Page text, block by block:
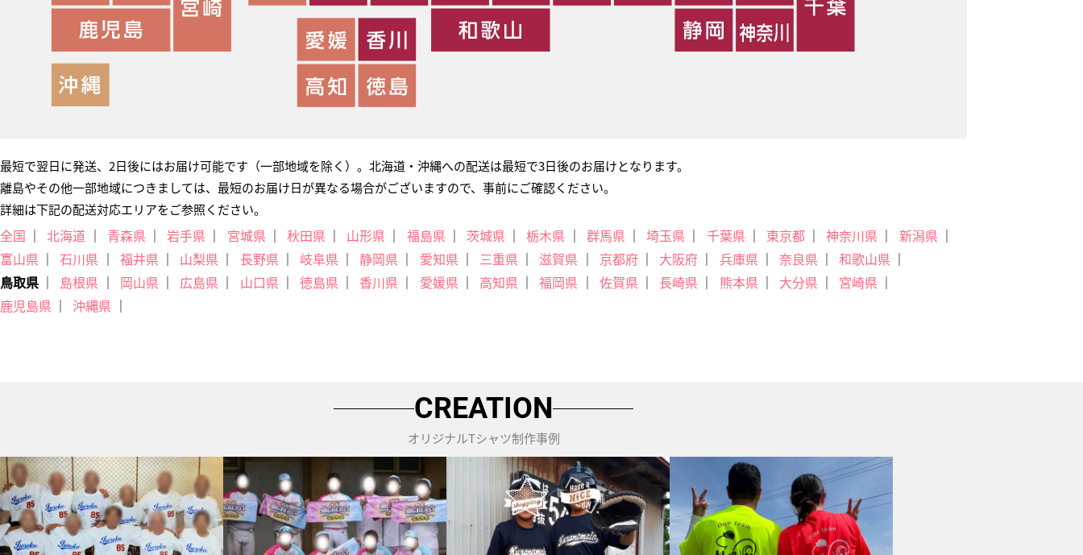
最短で翌日に発送、2日後にはお届け可能です（一部地域を除く）。北海道・沖縄への配送は最短で3日後のお届けとなります。
離島やその他一部地域につきましては、最短のお届け日が異なる場合がございますので、事前にご確認ください。
詳細は下記の配送対応エリアをご参照ください。
全国 北海道 青森県 岩手県 宮城県 秋田県 山形県 福島県 茨城県 栃木県 群馬県 埼玉県 千葉県 東京都 神奈川県
新潟県
富山県
石川県 福井県 山梨県 長野県 岐阜県 静岡県 愛知県 三重県 滋賀県 京都府 大阪府 兵庫県 奈良県
和歌山県
鳥取県
島根県 岡山県 広島県 山口県 徳島県 香川県 愛媛県 高知県 福岡県 佐賀県 長崎県 熊本県 大分県
宮崎県
鹿児島県
沖縄県
CREATION
オリジナルTシャツ制作事例